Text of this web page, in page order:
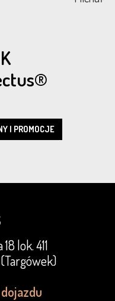
I PROMOCJE
lok. 411